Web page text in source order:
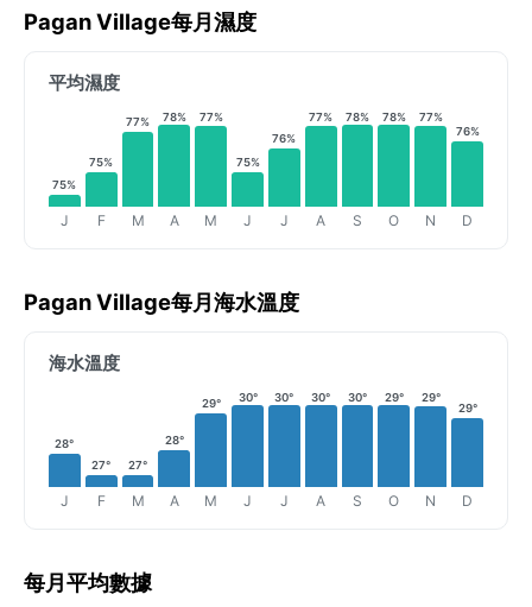
Pagan Village每月濕度
平均濕度
75%
J
75%
F
77%
M
78%
A
77%
M
75%
J
76%
J
77%
A
78%
S
78%
O
77%
N
76%
D
Pagan Village每月海水溫度
海水溫度
28°
J
27°
F
27°
M
28°
A
29°
M
30°
J
30°
J
30°
A
30°
S
29°
O
29°
N
29°
D
每月平均數據